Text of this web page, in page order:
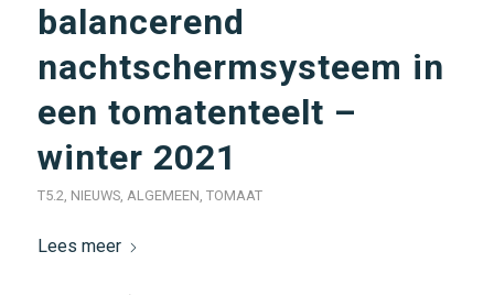
balancerend
nachtschermsysteem in
een tomatenteelt –
winter 2021
T5.2, NIEUWS, ALGEMEEN, TOMAAT
Lees meer